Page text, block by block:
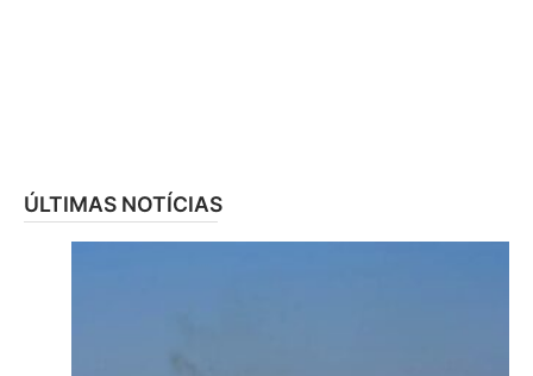
ÚLTIMAS NOTÍCIAS